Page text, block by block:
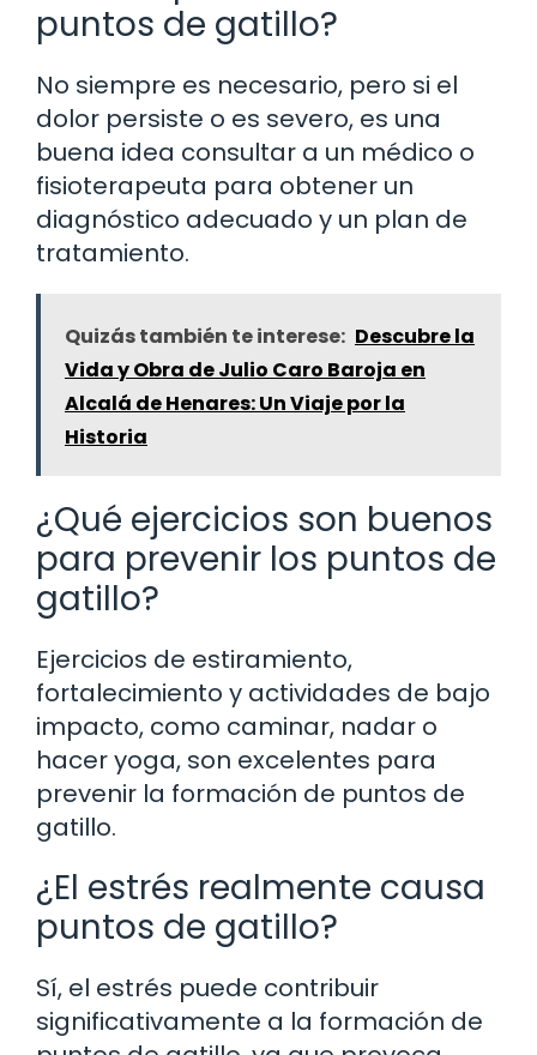
puntos de gatillo?
No siempre es necesario, pero si el
dolor persiste o es severo, es una
buena idea consultar a un médico o
fisioterapeuta para obtener un
diagnóstico adecuado y un plan de
tratamiento.
Quizás también te interese: Descubre la
Vida y Obra de Julio Caro Baroja en
Alcalá de Henares: Un Viaje por la
Historia
¿Qué ejercicios son buenos
para prevenir los puntos de
gatillo?
Ejercicios de estiramiento,
fortalecimiento y actividades de bajo
impacto, como caminar, nadar o
hacer yoga, son excelentes para
prevenir la formación de puntos de
gatillo.
¿El estrés realmente causa
puntos de gatillo?
Sí, el estrés puede contribuir
significativamente a la formación de